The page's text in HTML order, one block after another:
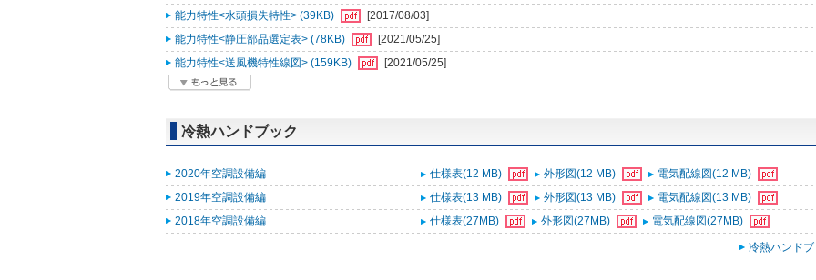
能力特性<水頭損失特性> (39KB)
[2017/08/03]
能力特性<静圧部品選定表> (78KB)
[2021/05/25]
能力特性<送風機特性線図> (159KB)
[2021/05/25]
冷熱ハンドブック
2020年空調設備編 仕様表(12 MB) 外形図(12 MB)
電気配線図(12 MB)
2019年空調設備編
仕様表(13 MB) 外形図(13 MB)
電気配線図(13 MB)
2018年空調設備編
仕様表(27MB) 外形図(27MB) 電気配線図(27MB)
冷熱ハンド